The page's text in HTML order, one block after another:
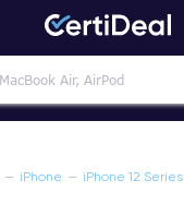
— iPhone — iPhone 12 Series